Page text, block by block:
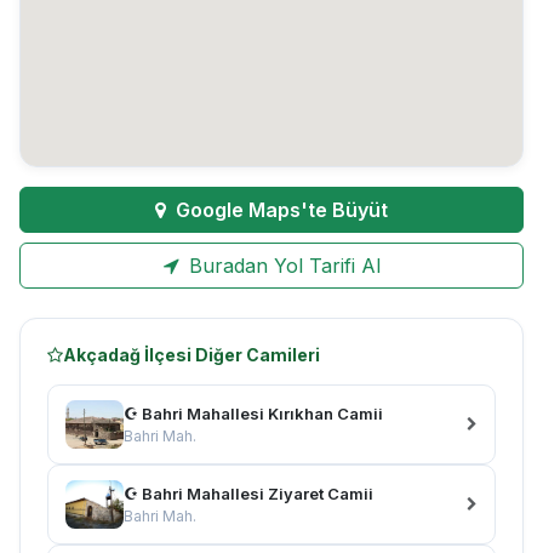
Google Maps'te Büyüt
Buradan Yol Tarifi Al
Akçadağ İlçesi Diğer Camileri
☪ Bahri Mahallesi Kırıkhan Camii
Bahri Mah.
☪ Bahri Mahallesi Ziyaret Camii
Bahri Mah.